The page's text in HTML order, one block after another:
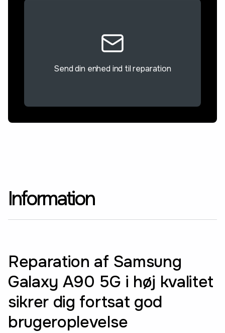
Send din enhed ind til reparation
Information
Reparation af Samsung
Galaxy A90 5G i høj kvalitet
sikrer dig fortsat god
brugeroplevelse